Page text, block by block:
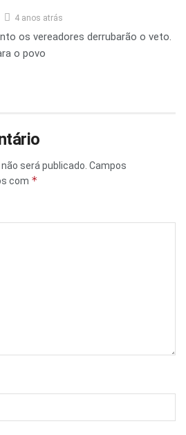
4 anos atrás
os vereadores derrubarão o veto.
o povo
será publicado. Campos
com *